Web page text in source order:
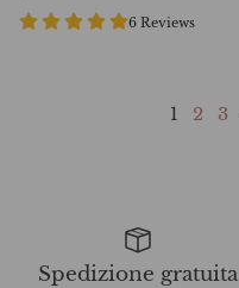
6 Reviews
1 2 3
Spedizione gratuita